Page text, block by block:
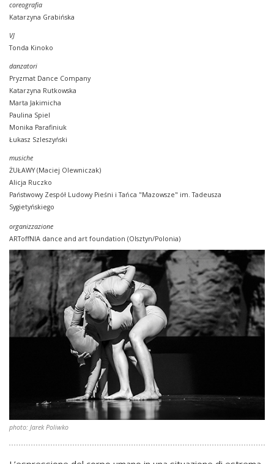
coreografia
Katarzyna Grabińska
VJ
Tonda Kinoko
danzatori
Pryzmat Dance Company
Katarzyna Rutkowska
Marta Jakimicha
Paulina Spiel
Monika Parafiniuk
Łukasz Szleszyński
musiche
ŻUŁAWY (Maciej Olewniczak)
Alicja Ruczko
Państwowy Zespół Ludowy Pieśni i Tańca "Mazowsze" im. Tadeusza
Sygietyńskiego
organizzazione
ARToffNIA dance and art foundation (Olsztyn/Polonia)
photo: Jarek Poliwko